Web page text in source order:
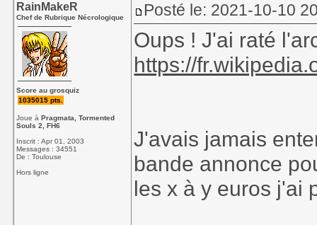
RainMakeR
Chef de Rubrique Nécrologique
Score au grosquiz
1035015 pts.
Joue àPragmata, Tormented
Souls 2, FH6
Inscrit : Apr 01, 2003
Messages : 34551
De : Toulouse
Hors ligne
Posté le: 2021-10-10
Oups ! J'ai raté
https://
J'avais jamais
bande annonce
les x à y euros j'ai